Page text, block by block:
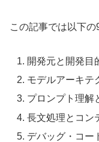
この記事では以下の
開発元と開発目
モデルアーキテ
プロンプト理解
長文処理とコン
デバッグ・コー